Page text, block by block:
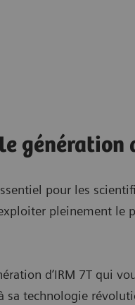
génération
pour les
pleinement le
d’IRM 7T qui
technologie